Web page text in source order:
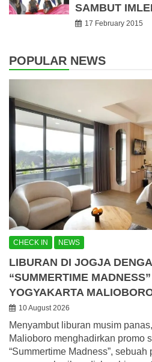
SAMBUT
17 February 2015
POPULAR NEWS
CHECK IN NEWS
LIBURAN DI JOGJA
“SUMMERTIME
YOGYAKARTA
10 August 2026
Menyambut liburan musim
Malioboro menghadirkan promo
“Summertime Madness”,